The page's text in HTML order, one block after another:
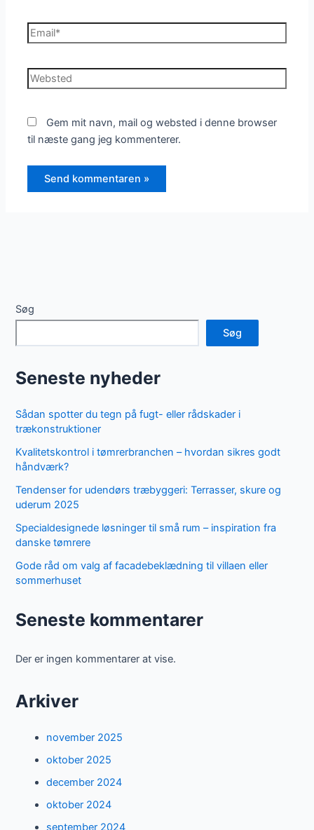
Email*
Websted
Gem mit navn, mail og websted i denne browser
til næste gang jeg kommenterer.
Søg
Søg
Seneste nyheder
Sådan spotter du tegn på fugt- eller rådskader i
trækonstruktioner
Kvalitetskontrol i tømrerbranchen – hvordan sikres godt
håndværk?
Tendenser for udendørs træbyggeri: Terrasser, skure og
uderum 2025
Specialdesignede løsninger til små rum – inspiration fra
danske tømrere
Gode råd om valg af facadebeklædning til villaen eller
sommerhuset
Seneste kommentarer
Der er ingen kommentarer at vise.
Arkiver
november 2025
oktober 2025
december 2024
oktober 2024
september 2024